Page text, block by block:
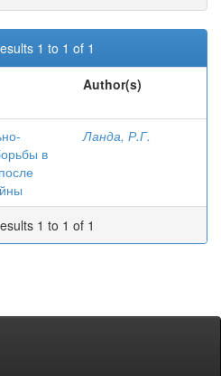
1 to 1 of 1
Author(s)
в
Ланда, Р.Г.
1 to 1 of 1